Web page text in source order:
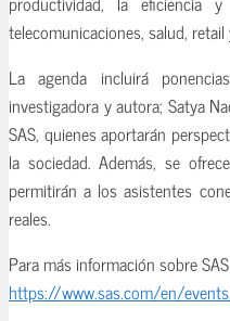
telecomunicaciones, salud,
La agenda incluirá
investigadora y autora; Satya
SAS, quienes aportarán
la sociedad. Además, se
permitirán a los asistentes
reales.
Para más información sobre
https://www.sas.com/en/